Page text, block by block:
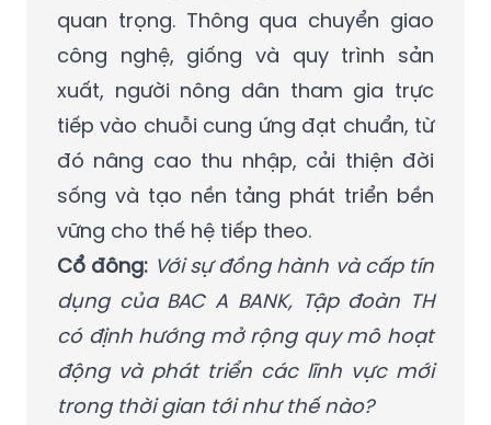
quan trọng. Thông qua chuyển giao
công nghệ, giống và quy trình sản
xuất, người nông dân tham gia trực
tiếp vào chuỗi cung ứng đạt chuẩn, từ
đó nâng cao thu nhập, cải thiện đời
sống và tạo nền tảng phát triển bền
vững cho thế hệ tiếp theo.
Cổ đông: Với sự đồng hành và cấp tín
dụng của BAC A BANK, Tập đoàn TH
có định hướng mở rộng quy mô hoạt
động và phát triển các lĩnh vực mới
trong thời gian tới như thế nào?